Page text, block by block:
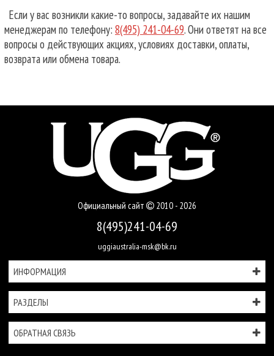
Если у вас возникли какие-то вопросы, задавайте их нашим
менеджерам по телефону: 8(495) 241-04-69. Они ответят на все
вопросы о действующих акциях, условиях доставки, оплаты,
возврата или обмена товара.
Официальный сайт 2010 - 2026
8(495)241-04-69
uggiaustralia-msk@bk.ru
ИНФОРМАЦИЯ
РАЗДЕЛЫ
ОБРАТНАЯ СВЯЗЬ